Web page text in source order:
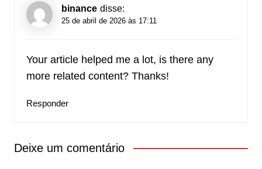
binance disse:
25 de abril de 2026 às 17:11
Your article helped me a lot, is there any
more related content? Thanks!
Responder
Deixe um comentário